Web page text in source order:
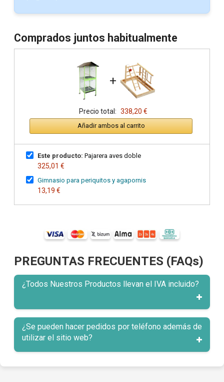
Comprados juntos habitualmente
+
Precio total: 338,20 €
Añadir ambos al carrito
Este producto: Pajarera aves doble
325,01 €
Gimnasio para periquitos y agapornis
13,19 €
PREGUNTAS FRECUENTES (FAQs)
¿Todos Nuestros Productos llevan el IVA incluido?
¿Se pueden hacer pedidos por teléfono además de
utilizar el sitio web?